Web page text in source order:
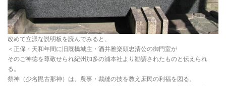
改めて立派な説明板を読んでみると、
＜正保・天和年間に旧厩橋城主・酒井雅楽頭忠清公の御門室が
そのご神徳を尊敬せられ紀州加多の浦本社より勧請されたものと伝えられ
る。
祭神（少名毘古那神）は、農事・裁縫の技を教え庶民の利福を図る。